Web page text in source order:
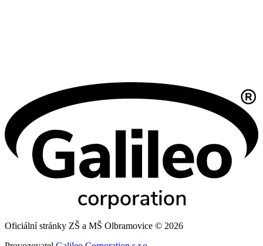
Oficiální stránky ZŠ a MŠ Olbramovice © 2026